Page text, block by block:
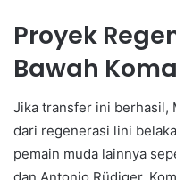
Proyek
Bawah
Jika transfer ini berhasil,
dari regenerasi lini
pemain muda lainnya